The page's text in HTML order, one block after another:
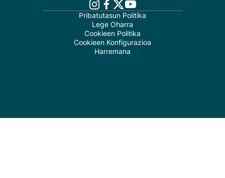
Pribatutasun Politika
Lege Oharra
Cookieen Politika
Cookieen Konfigurazioa
Harremana